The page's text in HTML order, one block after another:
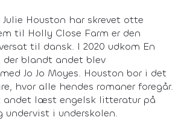
Houston har skrevet otte
til Holly Close Farm er den
til dansk. I 2020 udkom En
blandt andet blev
Jo Jo Moyes. Houston bor i det
hvor alle hendes romaner foregår.
andet læst engelsk litteratur på
undervist i underskolen.